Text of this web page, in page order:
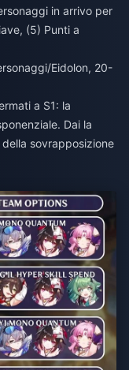
in arrivo per
(5) Punti a
Eidolon, 20-
a S1: la
Dai la
sovrapposizione